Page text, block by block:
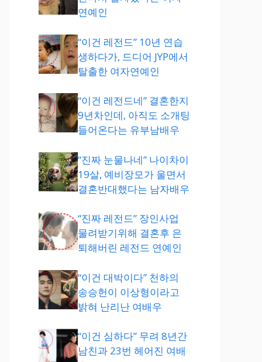
연예인
“이건 레전드” 10년 연습
생하다가, 드디어 JYP에서
탈출한 여자연예인
“이건 레전드네” 결혼한지
9년차인데, 아직도 소개팅
들어온다는 유부남배우
“진짜 눈물나네” 나이차이
19살, 예비장모가 울면서
결혼반대했다는 남자배우
“진짜 레전드” 장인사업
물려받기위해 결혼후 은
퇴해버린 레전드 연예인
“이건 대박이다” 천하의
송승헌이 이상형이라고
밝혀 난리난 여배우
“이건 심하다” 무려 8년간
남친과 23번 헤어진 여배